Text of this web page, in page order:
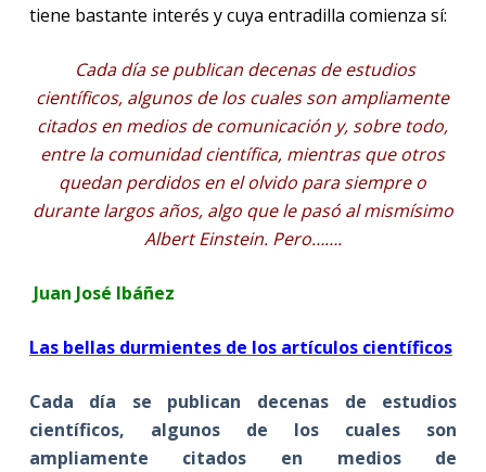
tiene bastante interés y cuya entradilla comienza sí:
Cada día se publican decenas de estudios
científicos, algunos de los cuales son ampliamente
citados en medios de comunicación y, sobre todo,
entre la comunidad científica, mientras que otros
quedan perdidos en el olvido para siempre o
durante largos años, algo que le pasó al mismísimo
Albert Einstein. Pero…….
Juan José Ibáñez
Las bellas durmientes de los artículos científicos
Cada día se publican decenas de estudios
científicos, algunos de los cuales son
ampliamente citados en medios de